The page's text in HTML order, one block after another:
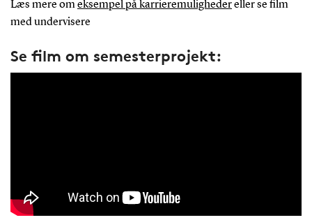
Læs mere omeksempel på karrieremulighedereller se film
med undervisere
Se film om semesterprojekt: